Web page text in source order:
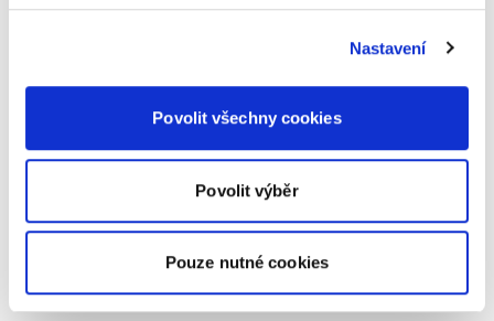
Nastavení
Povolit všechny cookies
Povolit výběr
Pouze nutné cookies